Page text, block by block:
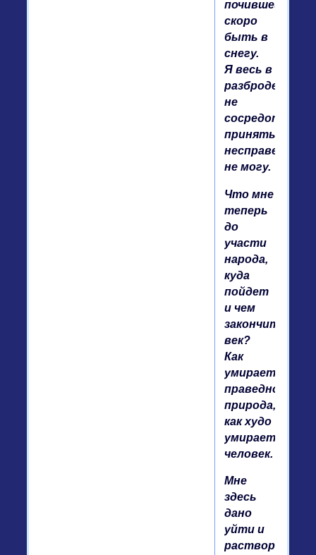
почившей
скоро
быть в
снегу.
Я весь в
разброде,
не
сосредоточен,
принять
не могу.
Что мне
теперь
до
участи
народа,
куда
пойдет
и чем
закончит
век?
Как
умирает
праведно
природа,
как худо
умирает
человек.
Мне
здесь
дано
уйти и